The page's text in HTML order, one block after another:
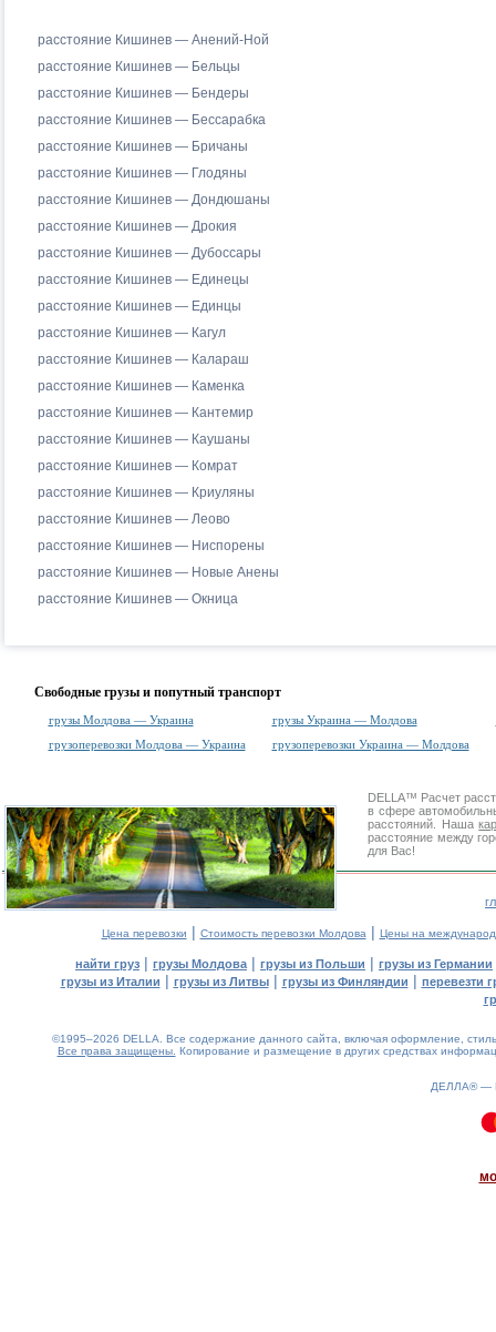
расстояние Кишинев — Анений-Ной
расстояние Кишинев — Бельцы
расстояние Кишинев — Бендеры
расстояние Кишинев — Бессарабка
расстояние Кишинев — Бричаны
расстояние Кишинев — Глодяны
расстояние Кишинев — Дондюшаны
расстояние Кишинев — Дрокия
расстояние Кишинев — Дубоссары
расстояние Кишинев — Единецы
расстояние Кишинев — Единцы
расстояние Кишинев — Кагул
расстояние Кишинев — Калараш
расстояние Кишинев — Каменка
расстояние Кишинев — Кантемир
расстояние Кишинев — Каушаны
расстояние Кишинев — Комрат
расстояние Кишинев — Криуляны
расстояние Кишинев — Леово
расстояние Кишинев — Ниспорены
расстояние Кишинев — Новые Анены
расстояние Кишинев — Окница
Свободные грузы и попутный транспорт
грузы Молдова — Украина грузы Украина — Молдова
грузоперевозки Молдова — Украина
грузоперевозки Украина — Молдова
DELLA™ Расчет
в сфере
расстояний. Наша
расстояние между
для Вас!
Цена перевозки | Стоимость перевозки Молдова | Цены на
найти груз | грузы Молдова | грузы из Польши | грузы из Германии
грузы из Италии | грузы из Литвы| грузы из Финляндии | перевезти
©1995–2026 DELLA. Все содержание данного сайта, включая оформление,
Все права защищены. Копирование и размещение в других средствах
ДЕЛЛА® —